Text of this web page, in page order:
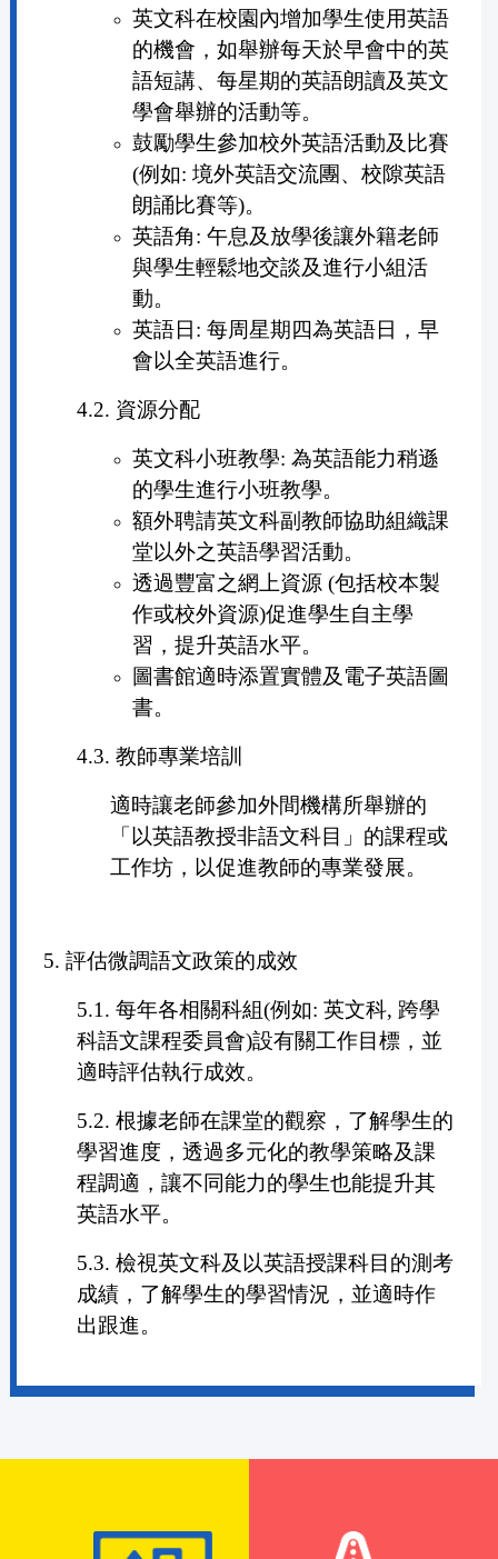
英文科在校園內增加學生使用英語
的機會，如舉辦每天於早會中的英
語短講、每星期的英語朗讀及英文
學會舉辦的活動等。
鼓勵學生參加校外英語活動及比賽
(例如: 境外英語交流團、校隙英語
朗誦比賽等)。
英語角: 午息及放學後讓外籍老師
與學生輕鬆地交談及進行小組活
動。
英語日: 每周星期四為英語日，早
會以全英語進行。
4.2. 資源分配
英文科小班教學: 為英語能力稍遜
的學生進行小班教學。
額外聘請英文科副教師協助組織課
堂以外之英語學習活動。
透過豐富之網上資源 (包括校本製
作或校外資源)促進學生自主學
習，提升英語水平。
圖書館適時添置實體及電子英語圖
書。
4.3. 教師專業培訓
適時讓老師參加外間機構所舉辦的
「以英語教授非語文科目」的課程或
工作坊，以促進教師的專業發展。
5. 評估微調語文政策的成效
5.1. 每年各相關科組(例如: 英文科, 跨學
科語文課程委員會)設有關工作目標，並
適時評估執行成效。
5.2. 根據老師在課堂的觀察，了解學生的
學習進度，透過多元化的教學策略及課
程調適，讓不同能力的學生也能提升其
英語水平。
5.3. 檢視英文科及以英語授課科目的測考
成績，了解學生的學習情況，並適時作
出跟進。